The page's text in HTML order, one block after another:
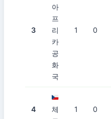
3
아
프
리
카
공
화
국
1 0
4
체
1 0